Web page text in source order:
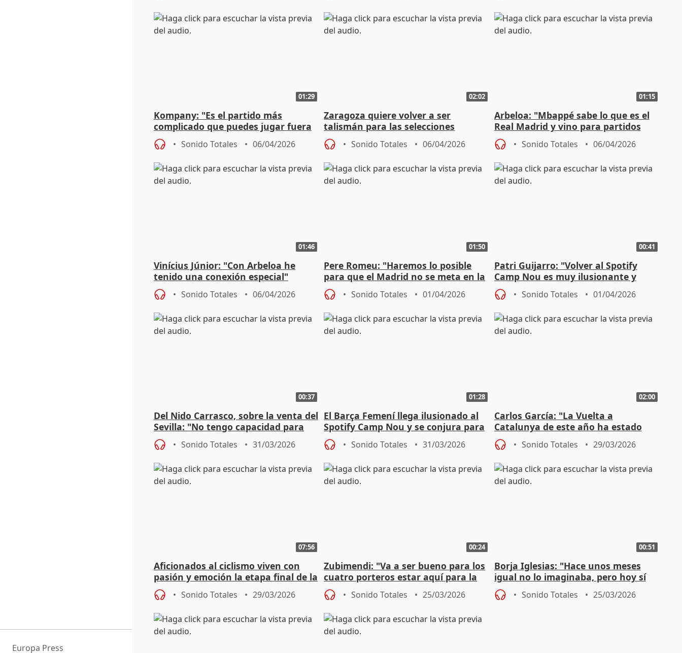
Europa Press
01:29
Kompany: "Es el partido más
complicado que puedes jugar fuera
de casa en esta competición"
Sonido Totales 06/04/2026
02:02
Zaragoza quiere volver a ser
talismán para las selecciones
nacionales de baloncesto
Sonido Totales 06/04/2026
01:15
Arbeloa: "Mbappé sabe lo que es el
Real Madrid y vino para partidos
como el del Bayern"
Sonido Totales 06/04/2026
01:46
Vinícius Júnior: "Con Arbeloa he
tenido una conexión especial"
Sonido Totales 06/04/2026
01:50
Pere Romeu: "Haremos lo posible
para que el Madrid no se meta en la
eliminatoria"
Sonido Totales 01/04/2026
00:41
Patri Guijarro: "Volver al Spotify
Camp Nou es muy ilusionante y
queremos la victoria"
Sonido Totales 01/04/2026
00:37
Del Nido Carrasco, sobre la venta del
Sevilla: "No tengo capacidad para
adivinar el futuro"
Sonido Totales 31/03/2026
01:28
El Barça Femení llega ilusionado al
Spotify Camp Nou y se conjura para
volver a ganar al Madrid
Sonido Totales 31/03/2026
02:00
Carlos García: "La Vuelta a
Catalunya de este año ha estado
muy bien hecha y planteada"
Sonido Totales 29/03/2026
07:56
Aficionados al ciclismo viven con
pasión y emoción la etapa final de la
Volta a Catalunya
Sonido Totales 29/03/2026
00:24
Zubimendi: "Va a ser bueno para los
cuatro porteros estar aquí para la
exigencia y mejorar"
Sonido Totales 25/03/2026
00:51
Borja Iglesias: "Hace unos meses
igual no lo imaginaba, pero hoy sí
sueño con el Mundial"
Sonido Totales 25/03/2026